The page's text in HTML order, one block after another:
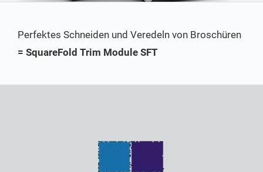
Perfektes Schneiden und Veredeln von Broschüren
= SquareFold Trim Module SFT